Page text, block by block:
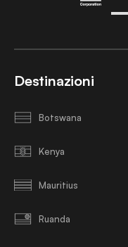
Destinazioni
Botswana
Kenya
Mauritius
Ruanda